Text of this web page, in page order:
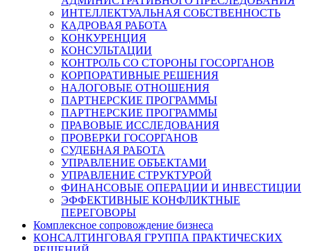
ИНТЕЛЛЕКТУАЛЬНАЯ СОБСТВЕННОСТЬ
КАДРОВАЯ РАБОТА
КОНКУРЕНЦИЯ
КОНСУЛЬТАЦИИ
КОНТРОЛЬ СО СТОРОНЫ ГОСОРГАНОВ
КОРПОРАТИВНЫЕ РЕШЕНИЯ
НАЛОГОВЫЕ ОТНОШЕНИЯ
ПАРТНЕРСКИЕ ПРОГРАММЫ
ПАРТНЕРСКИЕ ПРОГРАММЫ
ПРАВОВЫЕ ИССЛЕДОВАНИЯ
ПРОВЕРКИ ГОСОРГАНОВ
СУДЕБНАЯ РАБОТА
УПРАВЛЕНИЕ ОБЪЕКТАМИ
УПРАВЛЕНИЕ СТРУКТУРОЙ
ФИНАНСОВЫЕ ОПЕРАЦИИ И ИНВЕСТИЦИИ
ЭФФЕКТИВНЫЕ КОНФЛИКТНЫЕ
ПЕРЕГОВОРЫ
Комплексное сопровождение бизнеса
КОНСАЛТИНГОВАЯ ГРУППА ПРАКТИЧЕСКИХ